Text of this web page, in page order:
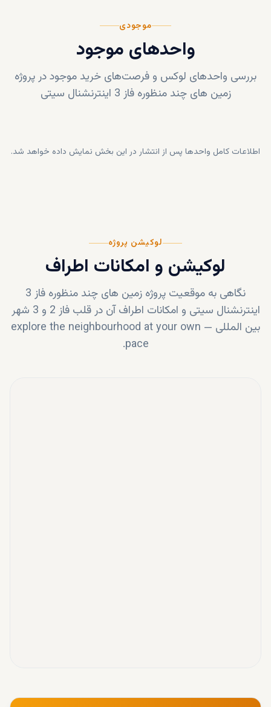
موجودی
واحدهای موجود
بررسی واحدهای لوکس و فرصت‌های خرید موجود در پروژه
زمین های چند منظوره فاز 3 اینترنشنال سیتی
اطلاعات کامل واحدها پس از انتشار در این بخش نمایش داده خواهد شد.
لوکیشن پروژه
لوکیشن و امکانات اطراف
نگاهی به موقعیت پروژه
زمین های چند منظوره فاز 3
اینترنشنال سیتی و امکانات اطراف آن در قلب
فاز 2 و 3 شهر
بین المللی —
explore the neighbourhood at your own
pace.